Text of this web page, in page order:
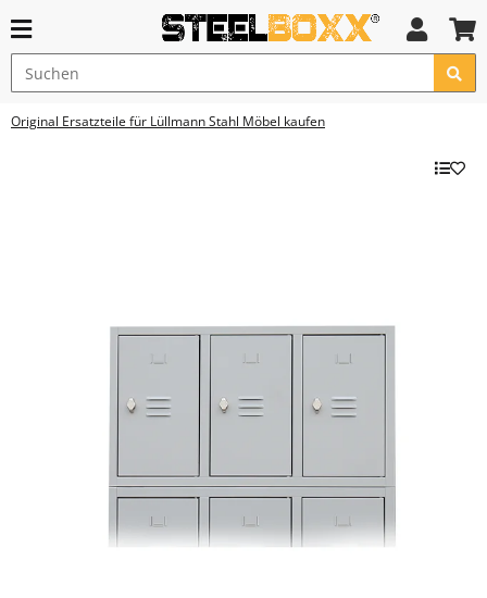
Original Ersatzteile für Lüllmann Stahl Möbel kaufen